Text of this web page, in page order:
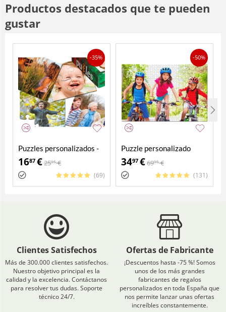
Productos destacados que te pueden
gustar
-35%
Puzzles personalizados -
Pack 4 en 1
1687 €2595 €
(69)
-50%
Puzzle personalizado
2000 piezas
3497 €6995 €
(131)
Clientes Satisfechos
Más de 300.000 clientes satisfechos.
Nuestro objetivo principal es la
calidad y la excelencia. Contáctanos
para resolver tus dudas. Soporte
técnico 24/7.
Ofertas de Fabricante
¡Descuentos hasta -75 %! Somos
unos de los más grandes
fabricantes de regalos
personalizados en toda España que
nos permite lanzar unas ofertas
increíbles constantemente.